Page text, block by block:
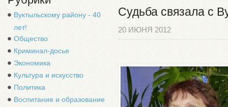
Вуктыльскому району - 40
лет!
Общество
Криминал-досье
Экономика
Культура и искусство
Политика
Воспитание и образование
Судьба связала с
20 ИЮНЯ 2012